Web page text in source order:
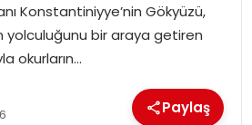
Konstantiniyye’nin Gökyüzü,
yolculuğunu bir araya getiren
okurların…
Paylaş